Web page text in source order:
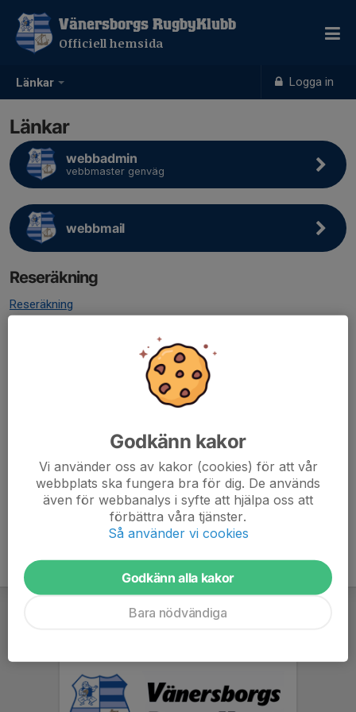
Länkar Logga in
Vänersborgs RugbyKlubb
Officiell hemsida
Länkar
webbadmin
vebbmaster genväg
webbmail
Reseräkning
Reseräkning
SISU- Idrottsutbildarna
Sponsorhuset
www.sponsorhuset.se/vanersborgrugby/hs
Godkänn kakor
Vi använder oss av kakor (cookies) för att vår
webbplats ska fungera bra för dig. De används
även för webbanalys i syfte att hjälpa oss att
förbättra våra tjänster.
Så använder vi cookies
Godkänn alla kakor
Bara nödvändiga